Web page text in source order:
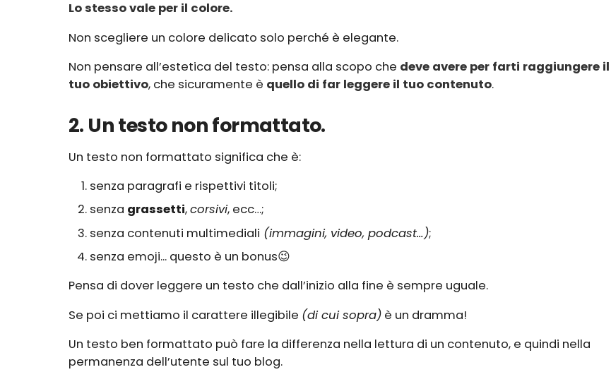
Lo stesso vale per il colore.
Non scegliere un colore delicato solo perché è elegante.
Non pensare all’estetica del testo: pensa alla scopo che deve avere per farti raggiungere il
tuo obiettivo, che sicuramente è quello di far leggere il tuo contenuto.
2. Un testo non formattato.
Un testo non formattato significa che è:
senza paragrafi e rispettivi titoli;
senza grassetti,corsivi, ecc…;
senza contenuti multimediali (immagini, video, podcast…);
senza emoji... questo è un bonus😉
Pensa di dover leggere un testo che dall’inizio alla fine è sempre uguale.
Se poi ci mettiamo il carattere illegibile (di cui sopra) è un dramma!
Un testo ben formattato può fare la differenza nella lettura di un contenuto, e quindi nella
permanenza dell’utente sul tuo blog.